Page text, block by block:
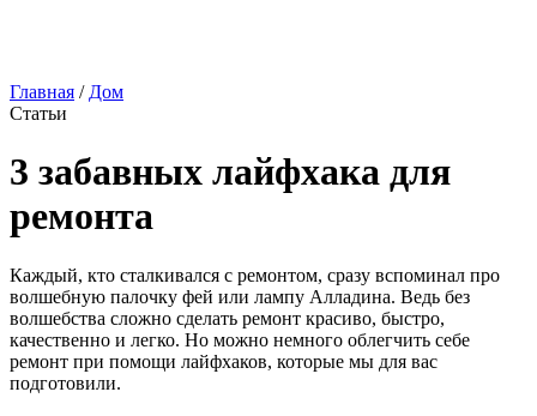
Главная / Дом
Статьи
3 забавных лайфхака для
ремонта
Каждый, кто сталкивался с ремонтом, сразу вспоминал про
волшебную палочку фей или лампу Алладина. Ведь без
волшебства сложно сделать ремонт красиво, быстро,
качественно и легко. Но можно немного облегчить себе
ремонт при помощи лайфхаков, которые мы для вас
подготовили.